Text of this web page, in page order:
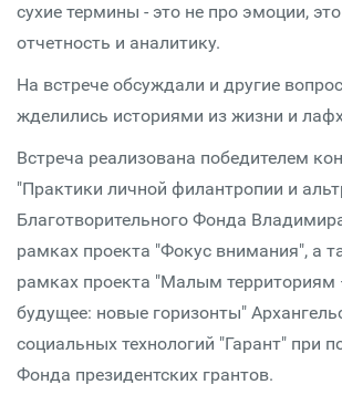
сухие термины - это не про эмоции,
отчетность и аналитику.
На встрече обсуждали и другие
жделились историями из жизни и
Встреча реализована победителем
"Практики личной филантропии и
Благотворительного Фонда
рамках проекта "Фокус внимания", а
рамках проекта "Малым
будущее: новые горизонты"
социальных технологий "Гарант" при
Фонда президентских грантов.